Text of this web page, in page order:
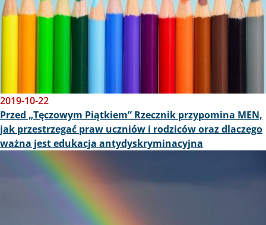
2019-10-22
Przed „Tęczowym Piątkiem” Rzecznik przypomina MEN,
jak przestrzegać praw uczniów i rodziców oraz dlaczego
ważna jest edukacja antydyskryminacyjna